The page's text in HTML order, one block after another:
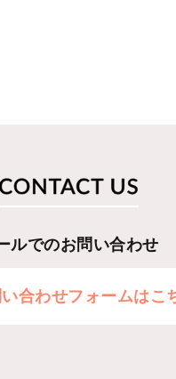
ルでのお問い合わせ
合わせフォームはこ